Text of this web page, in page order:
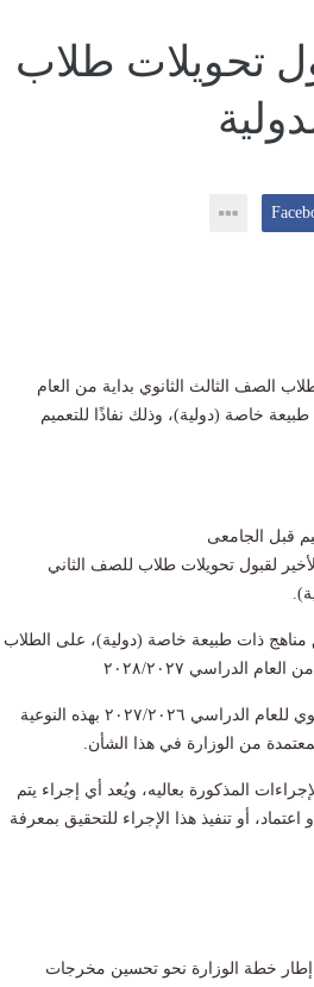
تحويلات طلاب
الصف الثالث الثانوي بداية من العام
ذات طبيعة خاصة (دولية)، وذلك نفاذًا للتعميم
قبل الجامعى
الدراسي ۲۰۲۷/۲۰۲٦ هو العام الأخير لقبول تحويلات طلاب للصف الثاني
مناهج ذات طبيعة خاصة (دولية)، على الطلاب
الدراسي ۲۰۲۸/۲۰۲۷
- في جميع الأحوال يتم قبول التحويل إلى الصف الأول الثانوي للعام الدراسي ۲۰۲٧/٢٠٢٦ بهذه النوعية
من الوزارة في هذا الشأن.
المذكورة بعاليه، ويُعد أي إجراء يتم
أو تنفيذ هذا الإجراء للتحقيق بمعرفة
إطار خطة الوزارة نحو تحسين مخرجات